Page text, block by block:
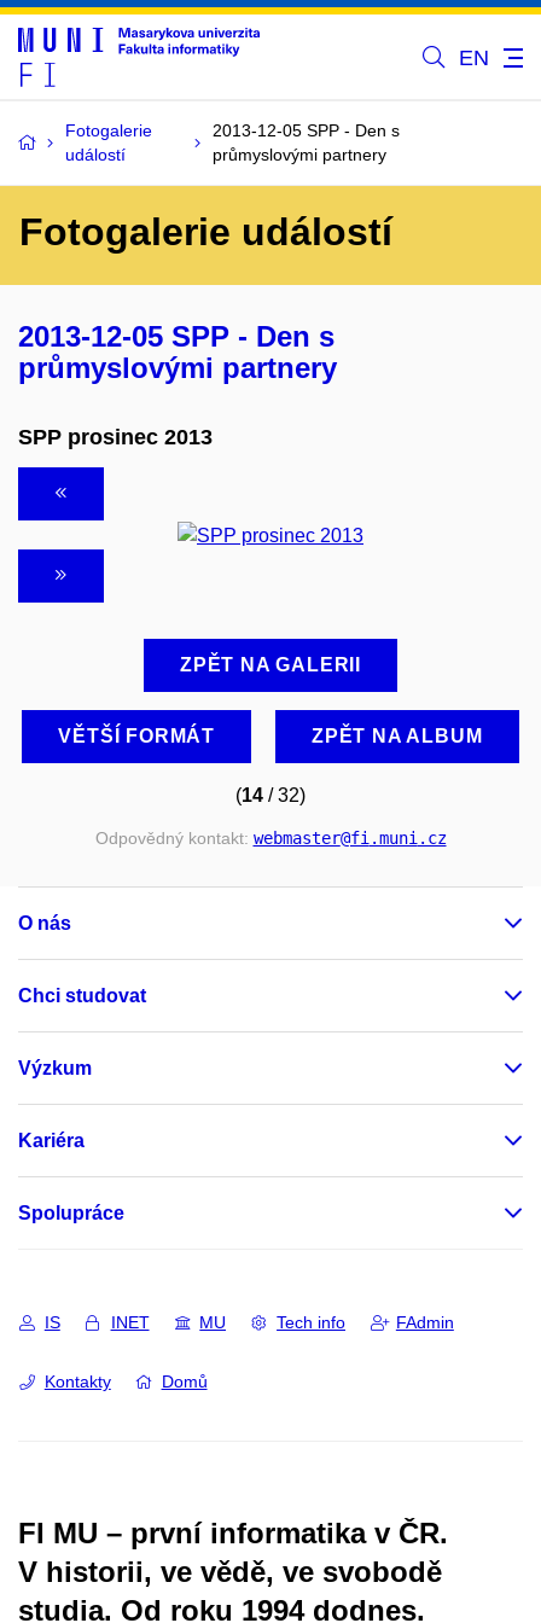
EN
Fotogalerie
událostí
2013-12-05 SPP - Den s
průmyslovými partnery
Fotogalerie událostí
2013-12-05 SPP - Den s
průmyslovými partnery
SPP prosinec 2013
ZPĚT NA GALERII
VĚTŠÍ FORMÁT ZPĚT NA ALBUM
(14 / 32)
Odpovědný kontakt: webmaster@fi.muni.cz
O nás
Chci studovat
Výzkum
Kariéra
Spolupráce
IS INET MU Tech info FAdmin
Kontakty Domů
FI MU – první informatika v ČR.
V historii, ve vědě, ve svobodě
studia. Od roku 1994 dodnes.